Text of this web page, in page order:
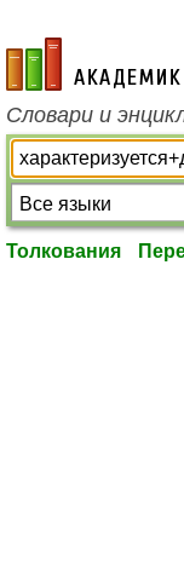
academic.ru
Словари и
Толкования